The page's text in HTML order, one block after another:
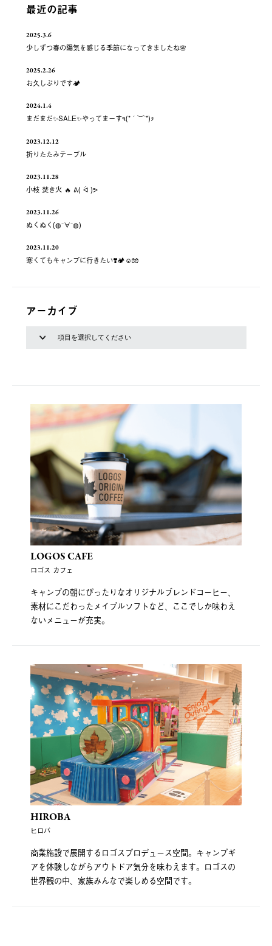
最近の記事
2025.3.6
少しずつ春の陽気を感じる季節になってきましたね🌸
2025.2.26
お久しぶりです🏕️
2024.1.4
まだまだ✨️SALE✨️やってまーす٩(*´︶`*)۶
2023.12.12
折りたたみテーブル
2023.11.28
小枝 焚き火 🔥 ᕕ( ᐛ )ᕗ
2023.11.26
ぬくぬく(◍¯∀¯◍)
2023.11.20
寒くてもキャンプに行きたい❣️🏕☺️🧤
アーカイブ
LOGOS CAFE
ロゴス カフェ
キャンプの朝にぴったりなオリジナルブレンドコーヒー、
素材にこだわったメイプルソフトなど、ここでしか味わえ
ないメニューが充実。
HIROBA
ヒロバ
商業施設で展開するロゴスプロデュース空間。キャンプギ
アを体験しながらアウトドア気分を味わえます。ロゴスの
世界観の中、家族みんなで楽しめる空間です。